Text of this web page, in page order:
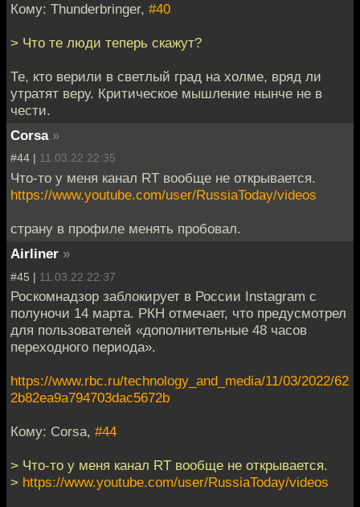
Кому: Thunderbringer, #40
> Что те люди теперь скажут?
Те, кто верили в светлый град на холме, вряд ли
утратят веру. Критическое мышление нынче не в
чести.
Corsa »
#44 | 11.03.22 22:35
Что-то у меня канал RT вообще не открывается.
https://www.youtube.com/user/RussiaToday/videos
страну в профиле менять пробовал.
Airliner »
#45 | 11.03.22 22:37
Роскомнадзор заблокирует в России Instagram с
полуночи 14 марта. РКН отмечает, что предусмотрел
для пользователей «дополнительные 48 часов
переходного периода».
https://www.rbc.ru/technology_and_media/11/03/2022/62
2b82ea9a794703dac5672b
Кому: Corsa, #44
> Что-то у меня канал RT вообще не открывается.
> https://www.youtube.com/user/RussiaToday/videos